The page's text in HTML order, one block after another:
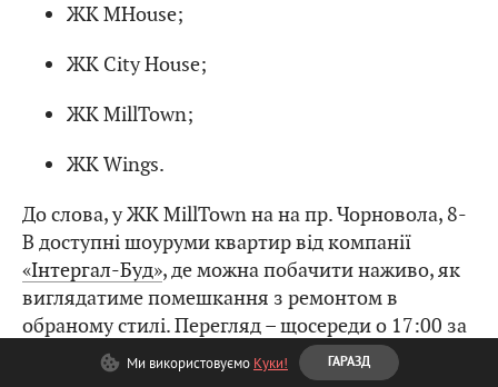
ЖК MHouse;
ЖК City House;
ЖК MillTown;
ЖК Wings.
До слова, у ЖК MillTown на на пр. Чорновола, 8-
В доступні шоуруми квартир від компанії
«Інтергал-Буд», де можна побачити наживо, як
виглядатиме помешкання з ремонтом в
обраному стилі. Перегляд – щосереди о 17:00 за
попереднім записом у відділі продажу
Ми використовуємо Куки! ГАРАЗД